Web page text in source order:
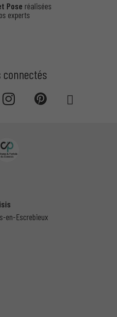
Pose réalisées
experts
connectés
en-Escrebieux